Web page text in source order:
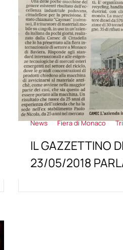
News Fiera di Monaco
IL GAZZETTINO
23/05/2018